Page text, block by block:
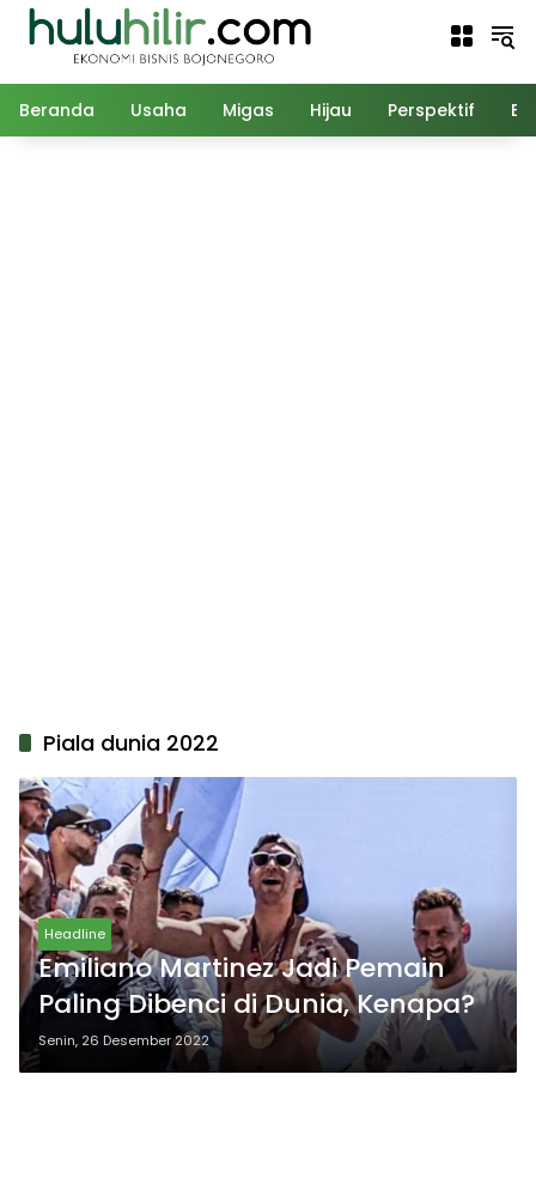
Langsung
Beranda Usaha Migas Hijau Perspektif
Piala dunia 2022
Headline
Emiliano Martinez Jadi Pemain
Paling Dibenci di Dunia, Kenapa?
Senin, 26 Desember 2022